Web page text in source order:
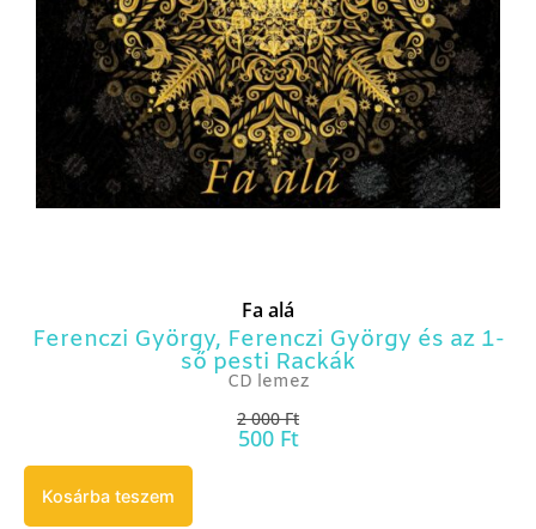
Fa alá
Ferenczi György, Ferenczi György és az 1-
ső pesti Rackák
CD lemez
2 000Ft
500 Ft
Kosárba teszem